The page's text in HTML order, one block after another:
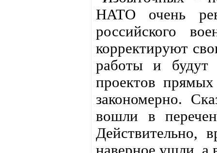
НАТО очень
российского
корректируют
работы и будут
проектов
закономерно.
вошли в
Действительно,